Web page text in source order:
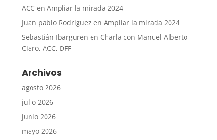
ACC en Ampliar la mirada 2024
Juan pablo Rodriguez en Ampliar la mirada 2024
Sebastián Ibarguren en Charla con Manuel Alberto
Claro, ACC, DFF
Archivos
agosto 2026
julio 2026
junio 2026
mayo 2026